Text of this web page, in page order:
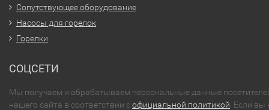
Сопутствующее оборудование
Насосы для горелок
Горелки
СОЦСЕТИ
Мы получаем и обрабатываем персональные данные
нашего сайта в соответствии софициальной политикой . Если вы